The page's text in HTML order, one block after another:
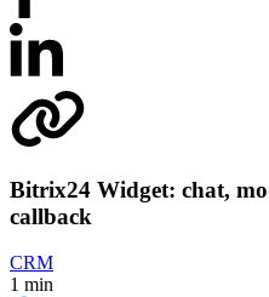
Bitrix24 Widget: chat,
callback
CRM
1 min